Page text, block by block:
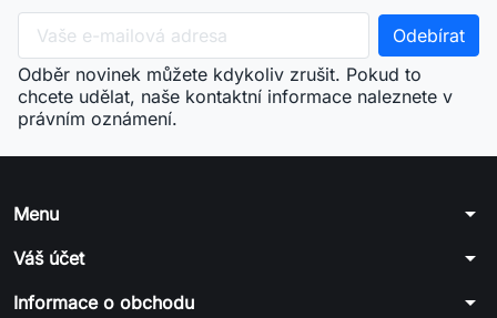
Odběr novinek můžete kdykoliv zrušit. Pokud to
chcete udělat, naše kontaktní informace naleznete v
právním oznámení.
Menu arrow_drop_down
Váš účet arrow_drop_down
Informace o obchodu arrow_drop_down